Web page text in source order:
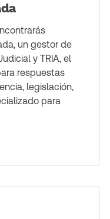
un gestor de
y TRIA, el
respuestas
legislación,
para